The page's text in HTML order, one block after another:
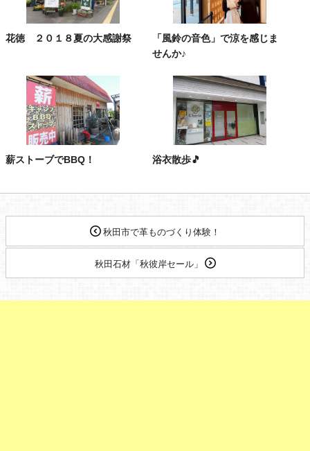
花徳 ２０１８夏の大感謝祭
「風鈴の音色」で涼を感じま
せんか♪
薪ストーブでBBQ！ 浴衣散歩🎵
秋田市で革ものづくり体験！
秋田石材「秋彼岸セール」